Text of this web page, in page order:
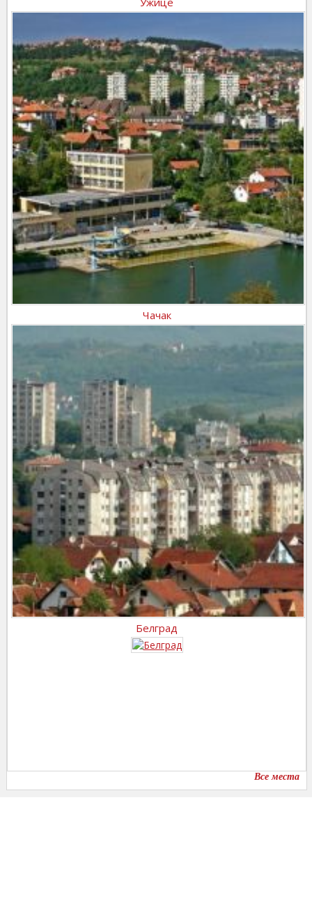
Чачак
Белград
Все места